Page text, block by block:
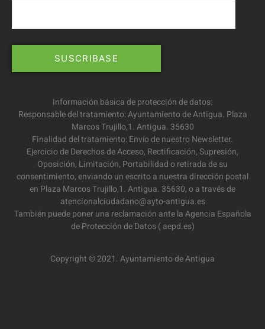
Información básica de protección de datos:
Responsable del tratamiento: Ayuntamiento de Antigua. Plaza
Marcos Trujillo,1. Antigua. 35630
Finalidad del tratamiento: Envío de nuestro Newsletter.
Ejercicio de Derechos de Acceso, Rectificación, Supresión,
Oposición, Limitación, Portabilidad o retirada de su
consentimiento, enviando un escrito a nuestra dirección postal
en Plaza Marcos Trujillo,1. Antigua. 35630, o a través de
atencionalciudadano@ayto-antigua.es
También puede poner una reclamación ante la Agencia Española
de Protección de Datos ( aepd.es)
Copyright © 2021. Ayuntamiento de Antigua